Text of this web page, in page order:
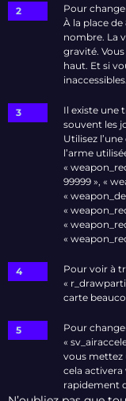
Pour
À la place
nombre. La
gravité.
haut. Et si
inaccessibles.
Il existe une
souvent les
Utilisez
l’arme
«
99999 », «
«
«
«
«
Pour voir à
«
carte
Pour
«
vous mettez
cela
rapidement